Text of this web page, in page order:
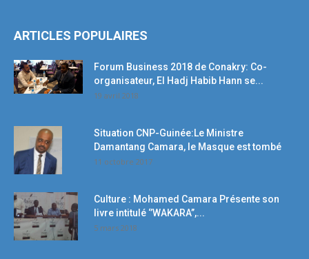
ARTICLES POPULAIRES
Forum Business 2018 de Conakry: Co-
organisateur, El Hadj Habib Hann se...
19 avril 2018
Situation CNP-Guinée:Le Ministre
Damantang Camara, le Masque est tombé
11 octobre 2017
Culture : Mohamed Camara Présente son
livre intitulé ‘’WAKARA’’,...
5 mars 2018